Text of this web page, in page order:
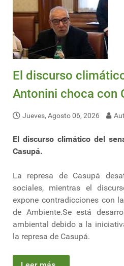
El discurso
Antonini choca con
Jueves, Agosto 06, 2026
El discurso climático del
Casupá.
La represa de Casupá
sociales, mientras el
expone contradicciones con
de Ambiente.Se está
ambiental debido a la
la represa de Casupá.